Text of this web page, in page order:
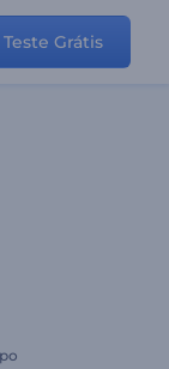
Teste Grátis